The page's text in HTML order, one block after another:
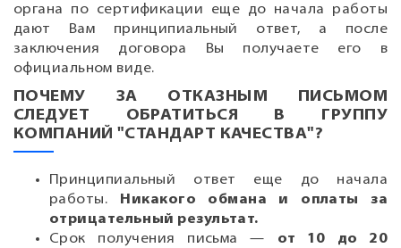
органа по сертификации еще до начала работы
дают Вам принципиальный ответ, а после
заключения договора Вы получаете его в
официальном виде.
ПОЧЕМУ ЗА ОТКАЗНЫМ ПИСЬМОМ
СЛЕДУЕТ ОБРАТИТЬСЯ В ГРУППУ
КОМПАНИЙ "СТАНДАРТ КАЧЕСТВА"?
Принципиальный ответ еще до начала
работы. Никакого обмана и оплаты за
отрицательный результат.
Срок получения письма — от 10 до 20